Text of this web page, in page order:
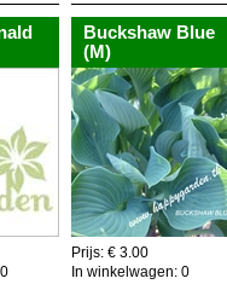
0
Buckshaw Blue
(M)
Prijs: € 3.00
In winkelwagen: 0